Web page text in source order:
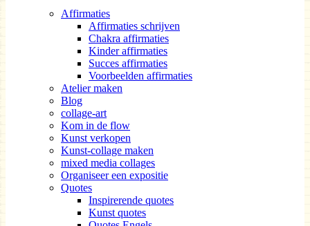
Affirmaties
Affirmaties schrijven
Chakra affirmaties
Kinder affirmaties
Succes affirmaties
Voorbeelden affirmaties
Atelier maken
Blog
collage-art
Kom in de flow
Kunst verkopen
Kunst-collage maken
mixed media collages
Organiseer een expositie
Quotes
Inspirerende quotes
Kunst quotes